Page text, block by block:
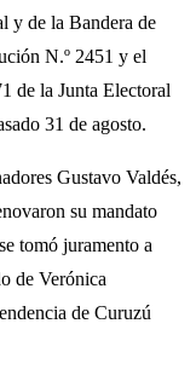
y de la Bandera de
N.º 2451 y el
de la Junta Electoral
31 de agosto.
Gustavo Valdés,
su mandato
tomó juramento a
de Verónica
de Curuzú